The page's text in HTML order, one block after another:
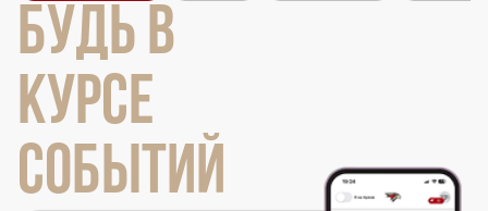
БУДЬ В
КУРСЕ
СОБЫТИЙ